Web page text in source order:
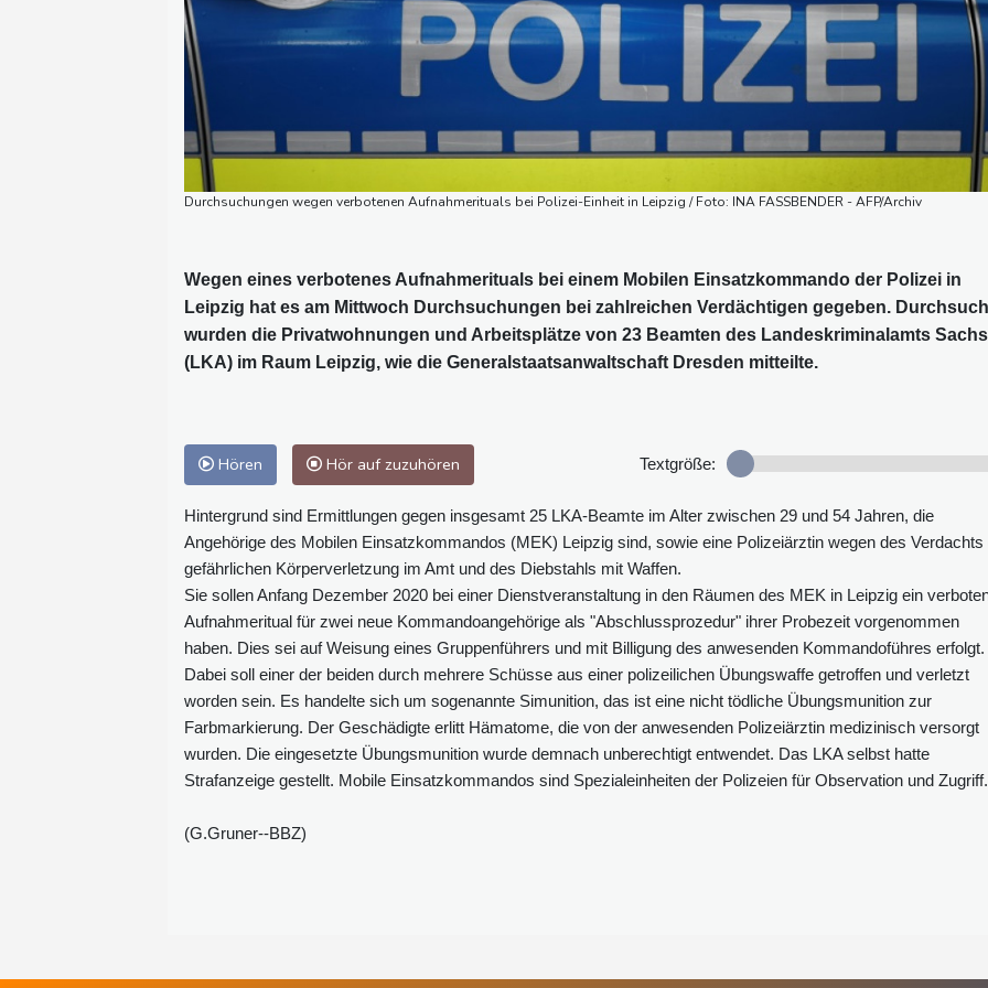
Durchsuchungen wegen verbotenen Aufnahmerituals bei Polizei-Einheit in Leipzig / Foto: INA FASSBENDER - AFP/Archiv
Wegen eines verbotenes Aufnahmerituals bei einem Mobilen Einsatzkommando der Polizei in
Leipzig hat es am Mittwoch Durchsuchungen bei zahlreichen Verdächtigen gegeben.
wurden die Privatwohnungen und Arbeitsplätze von 23 Beamten des Landeskriminalamts
(LKA) im Raum Leipzig, wie die Generalstaatsanwaltschaft Dresden mitteilte.
Hören Hör auf zuzuhören Textgröße:
Hintergrund sind Ermittlungen gegen insgesamt 25 LKA-Beamte im Alter zwischen 29 und 54 Jahren, die
Angehörige des Mobilen Einsatzkommandos (MEK) Leipzig sind, sowie eine Polizeiärztin wegen des Verdachts
gefährlichen Körperverletzung im Amt und des Diebstahls mit Waffen.
Sie sollen Anfang Dezember 2020 bei einer Dienstveranstaltung in den Räumen des MEK in Leipzig ein
Aufnahmeritual für zwei neue Kommandoangehörige als "Abschlussprozedur" ihrer Probezeit vorgenommen
haben. Dies sei auf Weisung eines Gruppenführers und mit Billigung des anwesenden Kommandoführes erfolgt.
Dabei soll einer der beiden durch mehrere Schüsse aus einer polizeilichen Übungswaffe getroffen und verletzt
worden sein. Es handelte sich um sogenannte Simunition, das ist eine nicht tödliche Übungsmunition zur
Farbmarkierung. Der Geschädigte erlitt Hämatome, die von der anwesenden Polizeiärztin medizinisch versorgt
wurden. Die eingesetzte Übungsmunition wurde demnach unberechtigt entwendet. Das LKA selbst hatte
Strafanzeige gestellt. Mobile Einsatzkommandos sind Spezialeinheiten der Polizeien für Observation und Zugriff.
(G.Gruner--BBZ)